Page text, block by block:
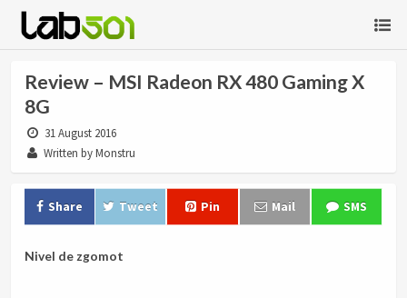
Review – MSI Radeon RX 480 Gaming X
8G
31 August 2016
Written by Monstru
Share Tweet Pin Mail SMS
Nivel de zgomot